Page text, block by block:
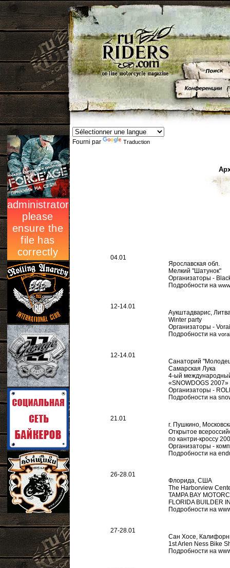
Fourni par Traduction
04.01
Ярославская обл.
Мелкий "Шатунок"
Организаторы -
Подробности на
12-14.01
Аукштадварис,
Winter party
Организаторы -
Подробности на
12-14.01
Санаторий
Самарская Лука
4-ый
«SNOWDOGS 2007»
Организаторы -
Подробности на
21.01
г. Пушкино,
Открытое
по кантри-кроссу
Организаторы -
Подробности на
26-28.01
Флорида, США
The Harborview
TAMPA BAY
FLORIDA BUILDER
Подробности на
27-28.01
Сан Хосе,
1st Arlen Ness Bike
Подробности на